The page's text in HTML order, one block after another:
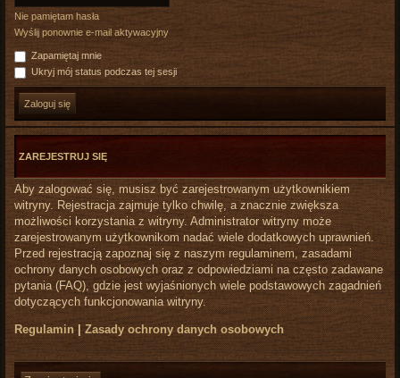
Nie pamiętam hasła
Wyślij ponownie e-mail aktywacyjny
Zapamiętaj mnie
Ukryj mój status podczas tej sesji
ZAREJESTRUJ SIĘ
Aby zalogować się, musisz być zarejestrowanym użytkownikiem
witryny. Rejestracja zajmuje tylko chwilę, a znacznie zwiększa
możliwości korzystania z witryny. Administrator witryny może
zarejestrowanym użytkownikom nadać wiele dodatkowych uprawnień.
Przed rejestracją zapoznaj się z naszym regulaminem, zasadami
ochrony danych osobowych oraz z odpowiedziami na często zadawane
pytania (FAQ), gdzie jest wyjaśnionych wiele podstawowych zagadnień
dotyczących funkcjonowania witryny.
Regulamin Zasady ochrony danych osobowych